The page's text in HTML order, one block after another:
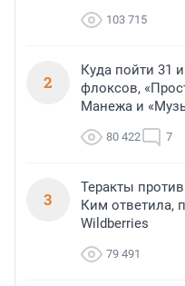
103 715
2
Куда пойти 31
флоксов,
Манежа и
80 422 7
3
Теракты
Ким ответила,
Wildberries
79 491